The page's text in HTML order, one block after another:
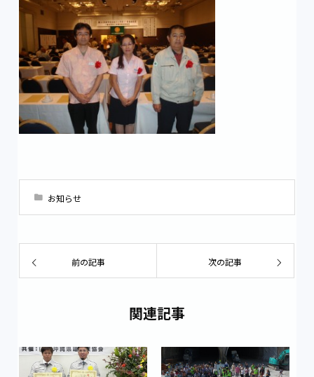
お知らせ
前の記事 次の記事
関連記事